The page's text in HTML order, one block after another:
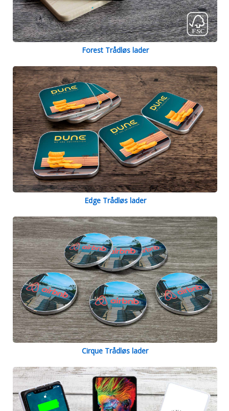
Forest Trådløs lader
Edge Trådløs lader
Cirque Trådløs lader